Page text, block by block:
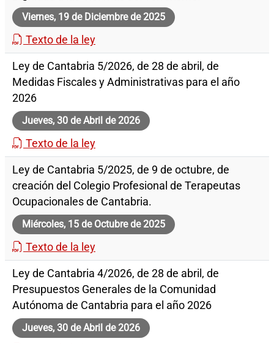
Viernes, 19 de Diciembre de 2025
Texto de la ley
Ley de Cantabria 5/2026, de 28 de abril, de
Medidas Fiscales y Administrativas para el año
2026
Jueves, 30 de Abril de 2026
Texto de la ley
Ley de Cantabria 5/2025, de 9 de octubre, de
creación del Colegio Profesional de Terapeutas
Ocupacionales de Cantabria.
Miércoles, 15 de Octubre de 2025
Texto de la ley
Ley de Cantabria 4/2026, de 28 de abril, de
Presupuestos Generales de la Comunidad
Autónoma de Cantabria para el año 2026
Jueves, 30 de Abril de 2026